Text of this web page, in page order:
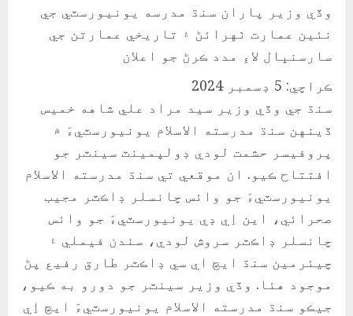
وڏي وزير پاران سنڌ مدرسه يونيورسٽي جي
نئين عمارت ٺهرائڻ ۽ تاريخي عمارتن جي
سارسنڀال لاءِ مدد ڪرڻ جو اعلان
ڪراچي: 5 ڊسمبر 2024
سنڌ جي وڏي وزير سيد مراد علي شاهه خميس
ڏينهن سنڌ مدرسته الاسلام يونيورسٽيءَ ۾
پروفيسر حشمت لودي ڊولپمينٽ سينٽر جو
افتتاح ڪيو. ان موقعي تي سنڌ مدرسته الاسلام
يونيورسٽيءَ جو وائس چانسلر ڊاڪٽر مجيب
صحرائي، اين اِي ڊي يونيورسٽيءَ جو وائس
چانسلر ڊاڪٽر سروش لودي، سندن فيملي ۽
چيئرمين سنڌ ايڇ اي سي ڊاڪٽر طارق رفيع پڻ
موجود هئا. وڏي وزير سينٽر جو دورو به ڪيو،
جيڪو سنڌ مدرسته الاسلام يونيورسٽيءَ ايڇ اِي